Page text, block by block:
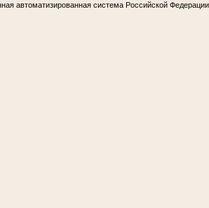
автоматизированная система Российской